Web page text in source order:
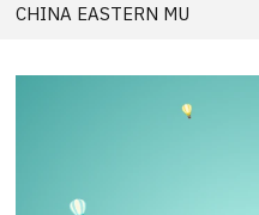
CHINA EASTERN MU